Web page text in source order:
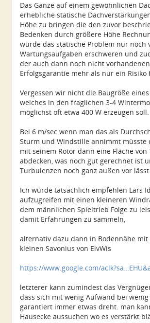
Das Ganze auf einem gewöhnlichen
erhebliche statische
Höhe zu bringen die den zuvor
Bedenken durch größere Höhe
würde das statische Problem nur noch
Wartungsaufgaben erschweren und
der auch dann noch nicht vorhandenen
Erfolgsgarantie mehr als nur ein Risiko
Vergessen wir nicht die Baugröße
welches in den fraglichen 3-4
möglichst oft etwa 400 W erzeugen soll.
Bei 6 m/sec wenn man das als
Sturm und Windstille annimmt müsste
mit seinem Rotor dann eine Fläche von
abdecken, was noch gut gerechnet ist
Turbulenzen noch ganz außen vor lässt.
Ich würde tatsächlich empfehlen Lars
aufzugreifen mit einen kleineren
dem männlichen Spieltrieb Folge zu
damit Erfahrungen zu sammeln,
alternativ dazu dann in Bodennähe
kleinen Savonius von ElvWis
https://www.google.com/
letzterer kann zumindest das
dass sich mit wenig Aufwand bei wenig
garantiert immer etwas dreht. man
Hausecke aussuchen wo es verstärkt